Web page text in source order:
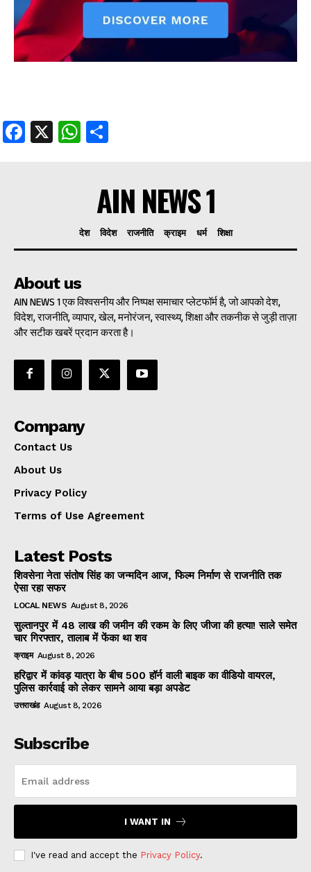
Facebook
X WhatsApp
AIN NEWS 1
देश विदेश राजनीति क्राइम धर्म शिक्षा
About us
AIN NEWS 1 एक विश्वसनीय और निष्पक्ष समाचार प्लेटफॉर्म है, जो आपको देश,
विदेश, राजनीति, व्यापार, खेल, मनोरंजन, स्वास्थ्य, शिक्षा और तकनीक से जुड़ी ताज़ा
और सटीक खबरें प्रदान करता है।
Company
Contact Us
About Us
Privacy Policy
Terms of Use Agreement
Latest Posts
शिवसेना नेता संतोष सिंह का जन्मदिन आज, फिल्म निर्माण से राजनीति तक
ऐसा रहा सफर
LOCAL NEWS August 8, 2026
सुल्तानपुर में 48 लाख की जमीन की रकम के लिए जीजा की हत्या! साले समेत
चार गिरफ्तार, तालाब में फेंका था शव
क्राइम August 8, 2026
हरिद्वार में कांवड़ यात्रा के बीच 500 हॉर्न वाली बाइक का वीडियो वायरल,
पुलिस कार्रवाई को लेकर सामने आया बड़ा अपडेट
उत्तराखंड August 8, 2026
Subscribe
I WANT IN
I've read and accept the Privacy Policy.